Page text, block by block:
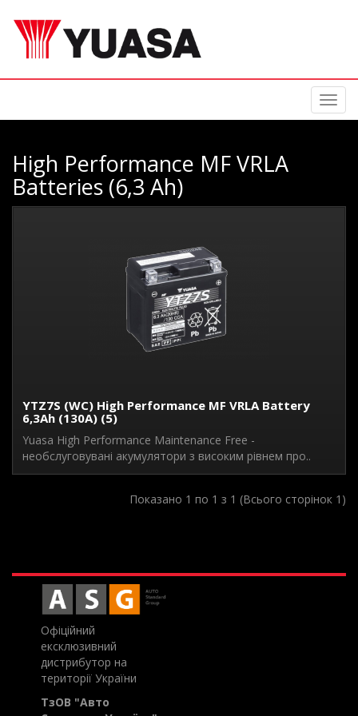
High Performance MF VRLA
Batteries (6,3 Ah)
YTZ7S (WC) High Performance MF VRLA Battery
6,3Ah (130A) (5)
Yuasa High Performance Maintenance Free -
необслуговувані акумулятори з високим рівнем про..
Показано 1 по 1 з 1 (Всього сторінок 1)
Офіційний
ексклюзивний
дистрибутор на
території України
ТзОВ "Авто